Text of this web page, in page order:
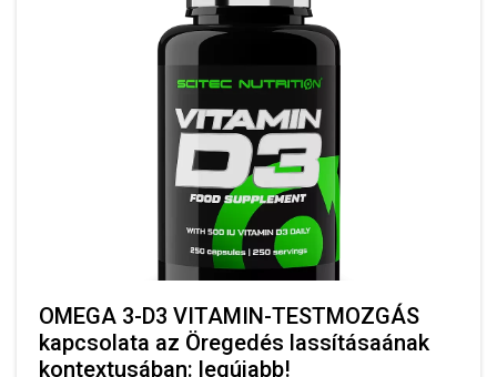
OMEGA 3-D3 VITAMIN-TESTMOZGÁS
kapcsolata az Öregedés lassításaának
kontextusában: legújabb!